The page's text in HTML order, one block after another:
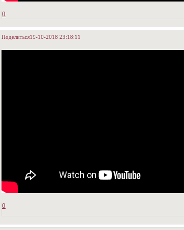
0
Поделиться19-10-2018 23:18:11
0